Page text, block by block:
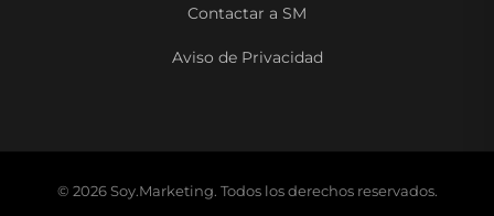
Contactar a SM
Aviso de Privacidad
© 2026 Soy.Marketing. Todos los derechos reservados.